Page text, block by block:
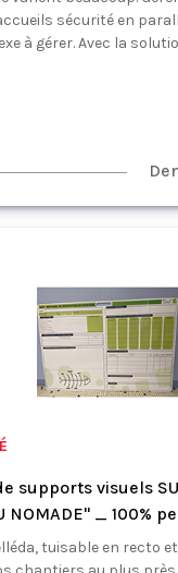
sécurité en
à gérer. Avec la
supports visuels
NOMADE" _ 100%
tuisable en recto